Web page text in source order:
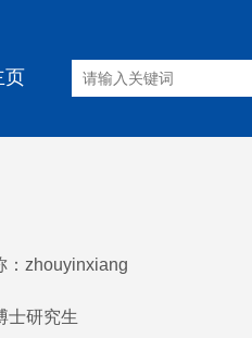
页
：zhouyinxiang
士研究生